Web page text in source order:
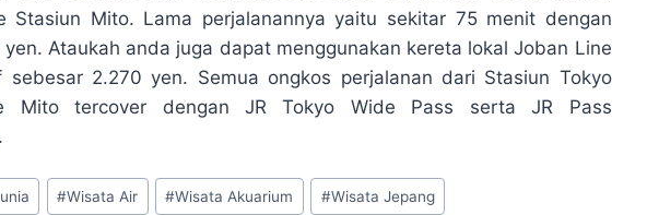
Stasiun Mito. Lama perjalanannya yaitu sekitar 75 menit dengan
Ataukah anda juga dapat menggunakan kereta lokal Joban Line
2.270 yen. Semua ongkos perjalanan dari Stasiun Tokyo
Mito tercover dengan JR Tokyo Wide Pass serta JR Pass
.
#Wisata Air #Wisata Akuarium #Wisata Jepang